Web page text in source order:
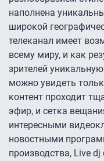
наполнена
широкой
телеканал имеет
всему миру, и как
зрителей
можно увидеть
контент проходит
эфир, и сетка
интересными
новостными
производства, Live